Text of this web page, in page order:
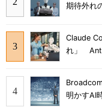
期待外れ
Claude
れ」
明かすAI